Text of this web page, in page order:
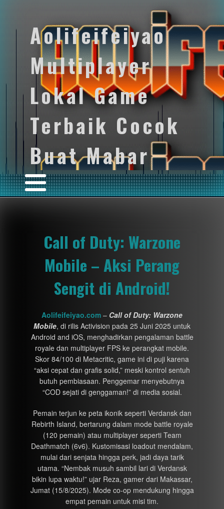
Aolifeifeiyao
Multiplayer
Lokal Game
Terbaik Cocok
Buat Mabar
Call of Duty: Warzone
Mobile – Aksi Perang
Sengit di Android!
Aolifeifeiyao.com – Call of Duty: Warzone
Mobile, di rilis Activision pada 25 Juni 2025 untuk
Android and iOS, menghadirkan pengalaman battle
royale dan multiplayer FPS ke perangkat mobile.
Skor 84/100 di Metacritic, game ini di puji karena
“aksi cepat dan grafis solid,” meski kontrol sentuh
butuh pembiasaan. Penggemar menyebutnya
“COD sejati di genggaman!” di media sosial.
Pemain terjun ke peta ikonik seperti Verdansk dan
Rebirth Island, bertarung dalam mode battle royale
(120 pemain) atau multiplayer seperti Team
Deathmatch (6v6). Kustomisasi loadout mendalam,
mulai dari senjata hingga perk, jadi daya tarik
utama. “Nembak musuh sambil lari di Verdansk
bikin lupa waktu!” ujar Reza, gamer dari Makassar,
Jumat (15/8/2025). Mode co-op mendukung hingga
empat pemain untuk misi tim.